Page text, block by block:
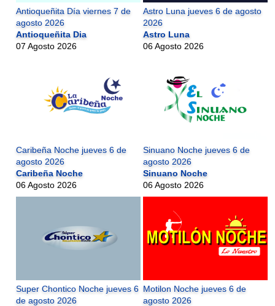
Antioqueñita Día viernes 7 de
agosto 2026
Antioqueñita Dia
07 Agosto 2026
Astro Luna jueves 6 de agosto
2026
Astro Luna
06 Agosto 2026
Caribeña Noche jueves 6 de
agosto 2026
Caribeña Noche
06 Agosto 2026
Sinuano Noche jueves 6 de
agosto 2026
Sinuano Noche
06 Agosto 2026
Super Chontico Noche jueves 6
de agosto 2026
Motilon Noche jueves 6 de
agosto 2026